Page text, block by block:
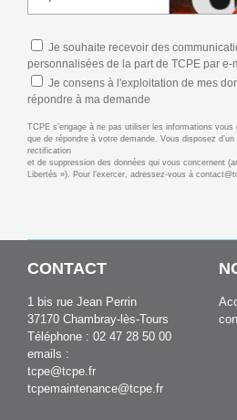
Je souhaite recevoir des
personnalisées de la part de TCPE par e-
Je consens à l'exploitation de mes
répondre à ma demande
TCPE s’engage à ne pas utiliser les informations vous
que de répondre à votre demande. Vous disposez
rectification
et de suppression des données qui vous concernent
Libertés »). Pour l’exercer, adressez-vous à
CONTACT
1 bis rue Jean Perrin
37170 Chambray-lès-Tours
Téléphone : 02 47 28 50 00
emails :
tcpe@tcpe.fr
tcpemaintenance@tcpe.fr